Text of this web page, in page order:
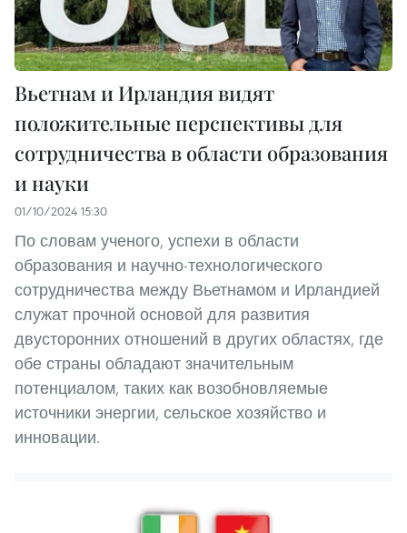
Вьетнам и Ирландия видят
положительные перспективы для
сотрудничества в области образования
и науки
01/10/2024 15:30
По словам ученого, успехи в области
образования и научно-технологического
сотрудничества между Вьетнамом и Ирландией
служат прочной основой для развития
двусторонних отношений в других областях, где
обе страны обладают значительным
потенциалом, таких как возобновляемые
источники энергии, сельское хозяйство и
инновации.